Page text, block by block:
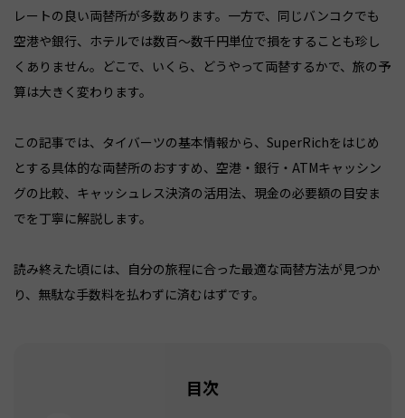
レートの良い両替所が多数あります。一方で、同じバンコクでも
空港や銀行、ホテルでは数百〜数千円単位で損をすることも珍し
くありません。どこで、いくら、どうやって両替するかで、旅の予
算は大きく変わります。
この記事では、タイバーツの基本情報から、SuperRichをはじめ
とする具体的な両替所のおすすめ、空港・銀行・ATMキャッシン
グの比較、キャッシュレス決済の活用法、現金の必要額の目安ま
でを丁寧に解説します。
読み終えた頃には、自分の旅程に合った最適な両替方法が見つか
り、無駄な手数料を払わずに済むはずです。
目次